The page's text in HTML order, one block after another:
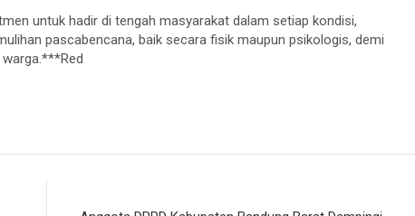
untuk hadir di tengah masyarakat dalam setiap kondisi,
pascabencana, baik secara fisik maupun psikologis, demi